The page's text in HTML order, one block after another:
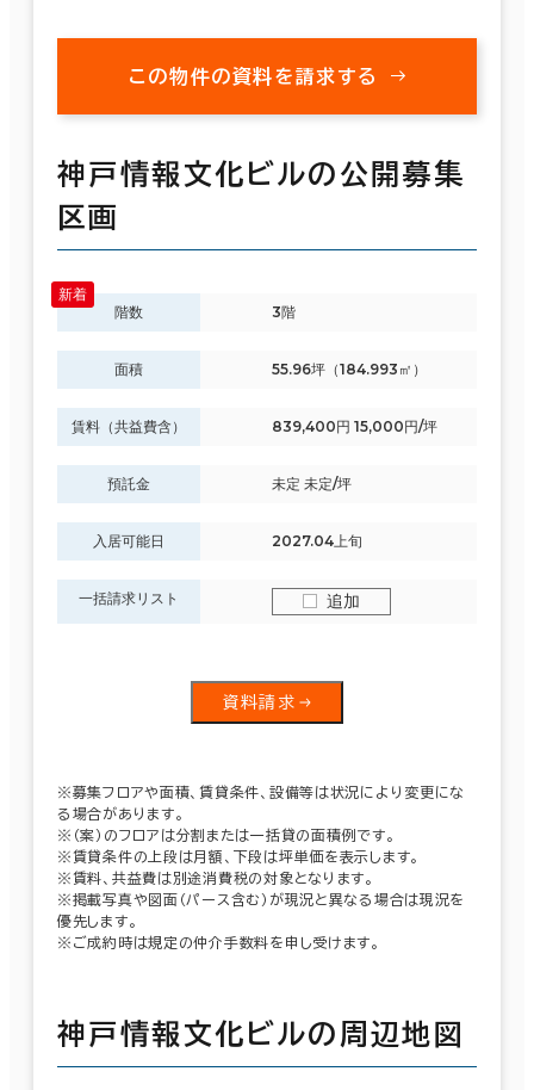
この物件の資料を請求する
神戸情報文化ビルの公開募集
区画
階数 3階
面積 55.96坪（184.993㎡）
賃料（共益費含） 839,400円 15,000円/坪
預託金 未定 未定/坪
入居可能日 2027.04上旬
一括請求リスト 追加
資料請求
※募集フロアや面積、賃貸条件、設備等は状況により変更にな
る場合があります。
※（案）のフロアは分割または一括貸の面積例です。
※賃貸条件の上段は月額、下段は坪単価を表示します。
※賃料、共益費は別途消費税の対象となります。
※掲載写真や図面（パース含む）が現況と異なる場合は現況を
優先します。
※ご成約時は規定の仲介手数料を申し受けます。
神戸情報文化ビルの周辺地図